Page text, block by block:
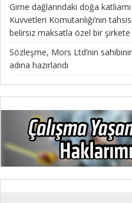
Girne dağlarındaki doğa
Kuvvetleri Komutanlığı’nın
belirsiz maksatla özel bir
Sözleşme, Mors Ltd’nin
adına hazırlandı